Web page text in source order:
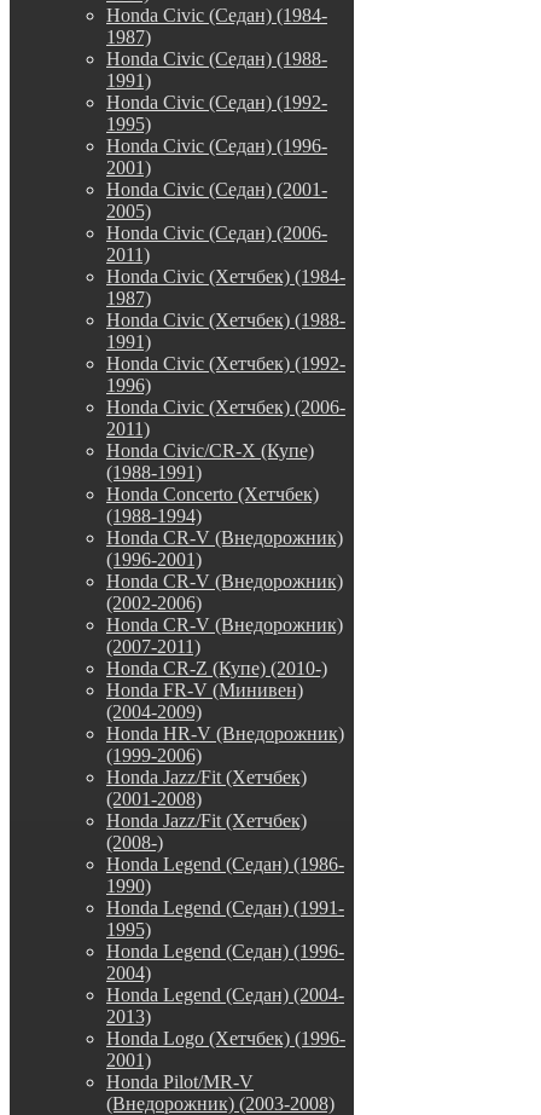
Honda Civic (Седан) (1984-
1987)
Honda Civic (Седан) (1988-
1991)
Honda Civic (Седан) (1992-
1995)
Honda Civic (Седан) (1996-
2001)
Honda Civic (Седан) (2001-
2005)
Honda Civic (Седан) (2006-
2011)
Honda Civic (Хетчбек) (1984-
1987)
Honda Civic (Хетчбек) (1988-
1991)
Honda Civic (Хетчбек) (1992-
1996)
Honda Civic (Хетчбек) (2006-
2011)
Honda Civic/CR-X (Купе)
(1988-1991)
Honda Concerto (Хетчбек)
(1988-1994)
Honda CR-V (Внедорожник)
(1996-2001)
Honda CR-V (Внедорожник)
(2002-2006)
Honda CR-V (Внедорожник)
(2007-2011)
Honda CR-Z (Купе) (2010-)
Honda FR-V (Минивен)
(2004-2009)
Honda HR-V (Внедорожник)
(1999-2006)
Honda Jazz/Fit (Хетчбек)
(2001-2008)
Honda Jazz/Fit (Хетчбек)
(2008-)
Honda Legend (Седан) (1986-
1990)
Honda Legend (Седан) (1991-
1995)
Honda Legend (Седан) (1996-
2004)
Honda Legend (Седан) (2004-
2013)
Honda Logo (Хетчбек) (1996-
2001)
Honda Pilot/MR-V
(Внедорожник) (2003-2008)